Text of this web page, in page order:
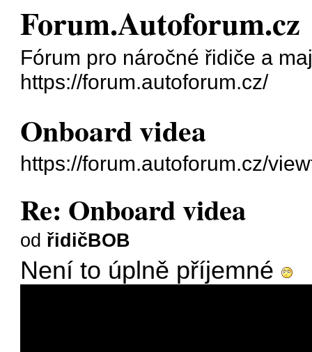
Forum.Autoforum.cz
Fórum pro náročné řidiče a
https://forum.autoforum.cz/
Onboard videa
https://forum.autoforum.cz/
Re: Onboard videa
od řidičBOB
Není to úplně příjemné